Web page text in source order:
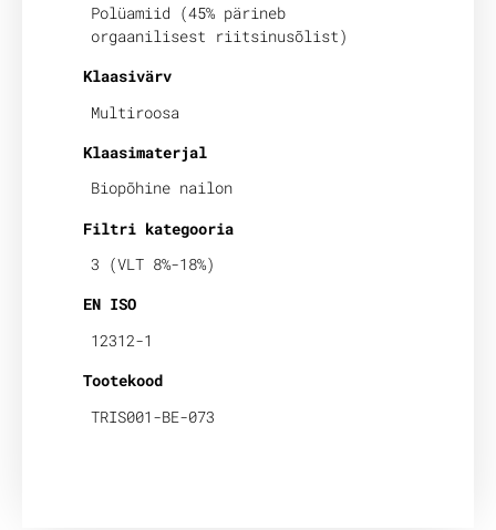
Polüamiid (45% pärineb
orgaanilisest riitsinusõlist)
Klaasivärv
Multiroosa
Klaasimaterjal
Biopõhine nailon
Filtri kategooria
3 (VLT 8%-18%)
EN ISO
12312-1
Tootekood
TRIS001-BE-073